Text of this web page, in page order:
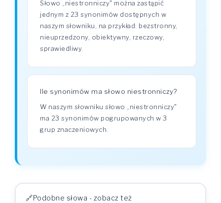
Słowo „niestronniczy" można zastąpić
jednym z 23 synonimów dostępnych w
naszym słowniku, na przykład: bezstronny,
nieuprzedzony, obiektywny, rzeczowy,
sprawiedliwy.
Ile synonimów ma słowo niestronniczy?
W naszym słowniku słowo „niestronniczy"
ma 23 synonimów pogrupowanych w 3
grup znaczeniowych.
Podobne słowa - zobacz też